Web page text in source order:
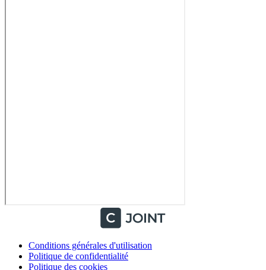
Conditions générales d'utilisation
Politique de confidentialité
Politique des cookies